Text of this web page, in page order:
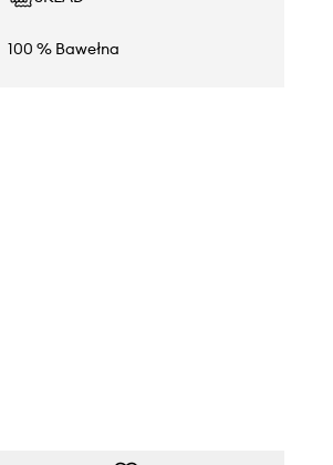
100 % Bawełna